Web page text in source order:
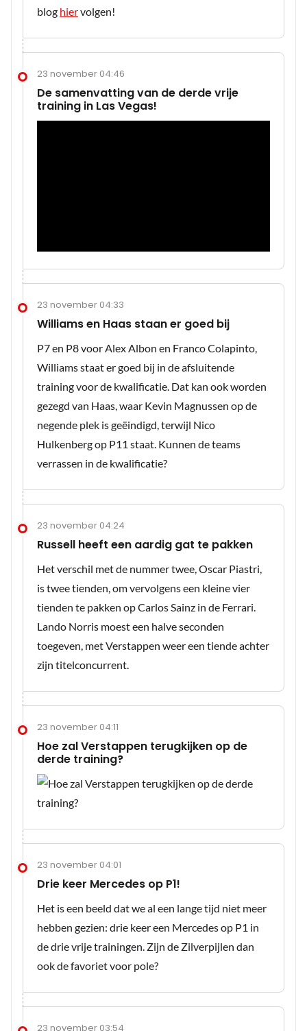
blog hiervolgen!
23 november 04:46
De samenvatting van de derde vrije
training in Las Vegas!
23 november 04:33
Williams en Haas staan er goed bij
P7 en P8 voor Alex Albon en Franco Colapinto,
Williams staat er goed bij in de afsluitende
training voor de kwalificatie. Dat kan ook worden
gezegd van Haas, waar Kevin Magnussen op de
negende plek is geëindigd, terwijl Nico
Hulkenberg op P11 staat. Kunnen de teams
verrassen in de kwalificatie?
23 november 04:24
Russell heeft een aardig gat te pakken
Het verschil met de nummer twee, Oscar Piastri,
is twee tienden, om vervolgens een kleine vier
tienden te pakken op Carlos Sainz in de Ferrari.
Lando Norris moest een halve seconden
toegeven, met Verstappen weer een tiende achter
zijn titelconcurrent.
23 november 04:11
Hoe zal Verstappen terugkijken op de
derde training?
23 november 04:01
Drie keer Mercedes op P1!
Het is een beeld dat we al een lange tijd niet meer
hebben gezien: drie keer een Mercedes op P1 in
de drie vrije trainingen. Zijn de Zilverpijlen dan
ook de favoriet voor pole?
23 november 03:54